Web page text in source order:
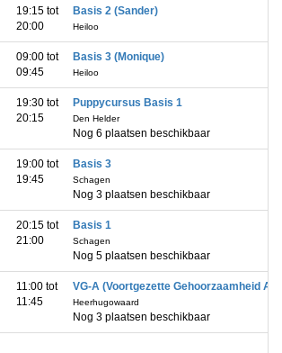
19:15 tot
20:00
Basis 2 (Sander)
Heiloo
09:00 tot
09:45
Basis 3 (Monique)
Heiloo
19:30 tot
20:15
Puppycursus Basis 1
Den Helder
Nog 6 plaatsen beschikbaar
19:00 tot
19:45
Basis 3
Schagen
Nog 3 plaatsen beschikbaar
20:15 tot
21:00
Basis 1
Schagen
Nog 5 plaatsen beschikbaar
11:00 tot
11:45
VG-A (Voortgezette Gehoorzaamheid A)
Heerhugowaard
Nog 3 plaatsen beschikbaar